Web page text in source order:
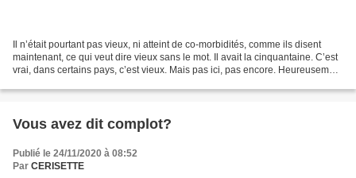
Il n’était pourtant pas vieux, ni atteint de co-morbidités, comme ils disent
maintenant, ce qui veut dire vieux sans le mot. Il avait la cinquantaine. C’est
vrai, dans certains pays, c’est vieux. Mais pas ici, pas encore. Heureusement
Vous avez dit complot?
Publié le 24/11/2020 à 08:52
Par CERISETTE